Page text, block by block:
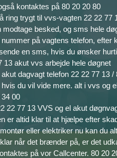
kontaktes på 80 20 20 80
ring trygt til vvs-vagten 22 22 77
modtage besked, og sms hele
på vagtens telefon, efter
en sms, hvis du ønsker
13 akut vvs arbejde hele døgnet
dagvagt telefon 22 22 77 13
hvis du vil vide mere. alt i vvs og
00
22 77 13 VVS og el akut
er altid klar til at hjælpe efter
eller elektriker nu kan du
når det brænder på, er det
på vor Callcenter. 80 20